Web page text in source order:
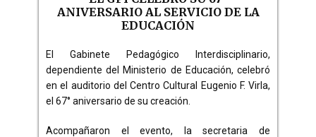
ANIVERSARIO AL SERVICIO DE LA
EDUCACIÓN
El Gabinete Pedagógico Interdisciplinario,
dependiente del Ministerio de Educación, celebró
en el auditorio del Centro Cultural Eugenio F. Virla,
el 67° aniversario de su creación.
Acompañaron el evento, la secretaria de